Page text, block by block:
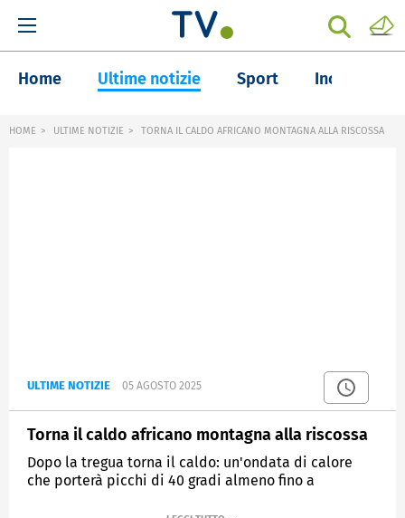
Home Ultime notizie Sport Inchieste
HOME ULTIME NOTIZIE TORNA IL CALDO AFRICANO MONTAGNA ALLA RISCOSSA
ULTIME NOTIZIE 05 AGOSTO 2025
Torna il caldo africano montagna alla riscossa
Dopo la tregua torna il caldo: un'ondata di calore
che porterà picchi di 40 gradi almeno fino a